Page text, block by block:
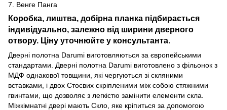
7. Венге Панга
Коробка, лиштва, добірна планка підбирається
індивідуально, залежно від ширини дверного
отвору. Ціну уточнюйте у консультанта.
Дверні полотна Darumi виготовляються за європейськими
стандартами. Дверні полотна Darumi виготовлено з фільонок з
МДФ однакової товщини, які чергуються зі скляними
вставками, і двох Стоєвих скріпленими між собою стяжними
гвинтами, що дозволяє з легкістю замінити елементи скла.
Міжкімнатні двері мають Скло, яке кріпиться за допомогою